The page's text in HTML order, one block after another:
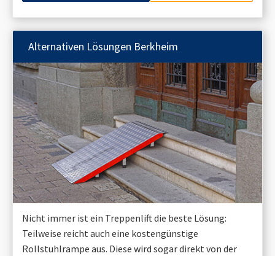
Alternativen Lösungen Berkheim
Nicht immer ist ein Treppenlift die beste Lösung:
Teilweise reicht auch eine kostengünstige
Rollstuhlrampe aus. Diese wird sogar direkt von der